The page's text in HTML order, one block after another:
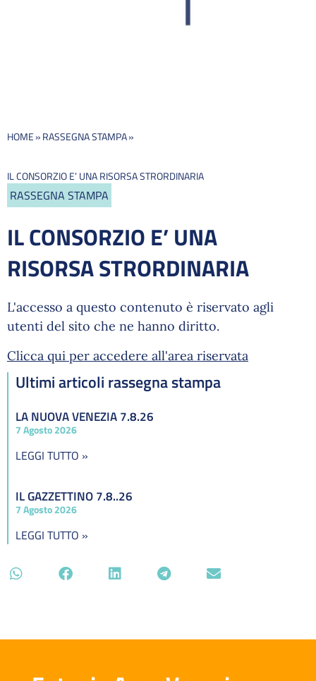
HOME»RASSEGNA STAMPA»
IL CONSORZIO E’ UNA RISORSA STRORDINARIA
RASSEGNA STAMPA
IL CONSORZIO E’ UNA
RISORSA STRORDINARIA
L'accesso a questo contenuto è riservato agli
utenti del sito che ne hanno diritto.
Clicca qui per accedere all'area riservata
Ultimi articoli rassegna stampa
LA NUOVA VENEZIA 7.8.26
7 Agosto 2026
LEGGI TUTTO »
IL GAZZETTINO 7.8..26
7 Agosto 2026
LEGGI TUTTO »